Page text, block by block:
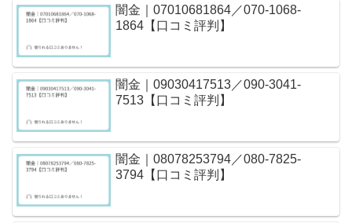
闇金｜07010681864／070-1068-
1864【口コミ評判】
闇金｜09030417513／090-3041-
7513【口コミ評判】
闇金｜08078253794／080-7825-
3794【口コミ評判】